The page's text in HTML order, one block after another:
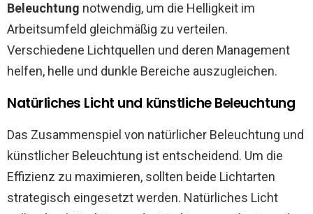
Beleuchtung notwendig, um die Helligkeit im
Arbeitsumfeld gleichmäßig zu verteilen.
Verschiedene Lichtquellen und deren Management
helfen, helle und dunkle Bereiche auszugleichen.
Natürliches Licht und künstliche Beleuchtung
Das Zusammenspiel von natürlicher Beleuchtung und
künstlicher Beleuchtung ist entscheidend. Um die
Effizienz zu maximieren, sollten beide Lichtarten
strategisch eingesetzt werden. Natürliches Licht